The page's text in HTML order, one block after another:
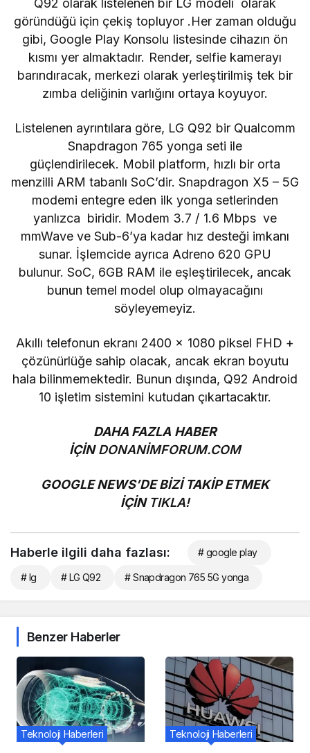
Q92 olarak listelenen bir LG modeli olarak
göründüğü için çekiş topluyor .Her zaman olduğu
gibi, Google Play Konsolu listesinde cihazın ön
kısmı yer almaktadır. Render, selfie kamerayı
barındıracak, merkezi olarak yerleştirilmiş tek bir
zımba deliğinin varlığını ortaya koyuyor.
Listelenen ayrıntılara göre, LG Q92 bir Qualcomm
Snapdragon 765 yonga seti ile
güçlendirilecek. Mobil platform, hızlı bir orta
menzilli ARM tabanlı SoC’dir. Snapdragon X5 – 5G
modemi entegre eden ilk yonga setlerinden
yanlızca biridir. Modem 3.7 / 1.6 Mbps ve
mmWave ve Sub-6’ya kadar hız desteği imkanı
sunar. İşlemcide ayrıca Adreno 620 GPU
bulunur. SoC, 6GB RAM ile eşleştirilecek, ancak
bunun temel model olup olmayacağını
söyleyemeyiz.
Akıllı telefonun ekranı 2400 x 1080 piksel FHD +
çözünürlüğe sahip olacak, ancak ekran boyutu
hala bilinmemektedir. Bunun dışında, Q92 Android
10 işletim sistemini kutudan çıkartacaktır.
DAHA FAZLA HABER
İÇİNDONANİMFORUM.COM
GOOGLE NEWS’DE BİZİ TAKİP ETMEK
İÇİN TIKLA!
Haberle ilgili daha fazlası: # google play
# lg # LG Q92 # Snapdragon 765 5G yonga
Benzer Haberler
Teknoloji Haberleri Teknoloji Haberleri